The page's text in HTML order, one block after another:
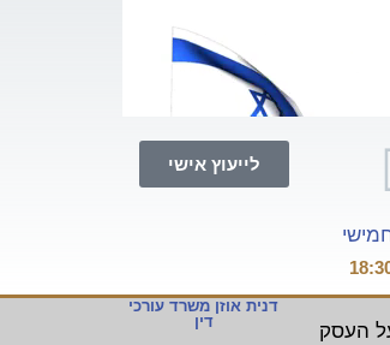
לייעוץ אישי
העסק
דנית אוזן משרד עורכי
דין